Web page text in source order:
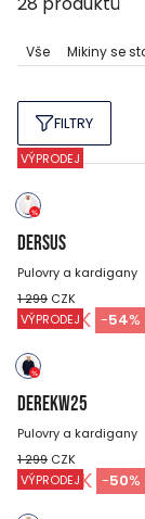
Vše Mikiny se
FILTRY
VÝPRODEJ
DERSUS
Pulovry a kardigany
1 299 CZK
599CZK -54%
VÝPRODEJ
DEREKW25
Pulovry a kardigany
1 299 CZK
649CZK -50%
VÝPRODEJ